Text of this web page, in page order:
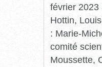
février 2023
Hottin,
: Marie-
comité
Moussette,